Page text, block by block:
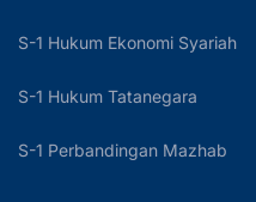
S-1 Hukum Ekonomi Syariah
S-1 Hukum Tatanegara
S-1 Perbandingan Mazhab